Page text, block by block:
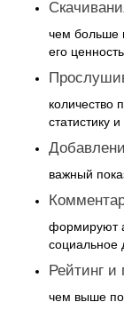
его
статистику
социальное
трафика